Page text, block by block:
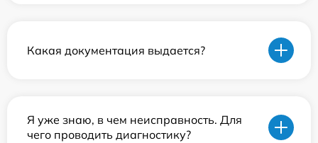
Какая документация выдается?
Я уже знаю, в чем неисправность. Для
чего проводить диагностику?